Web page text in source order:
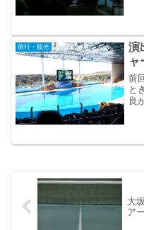
ッ
旅行・観光
演
ャ
前
と
良
一
大
ア